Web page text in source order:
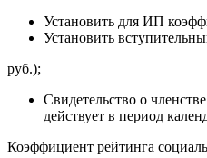
Установить для ИП
Установить
руб.);
Свидетельство о
действует в период
Коэффициент рейтинга